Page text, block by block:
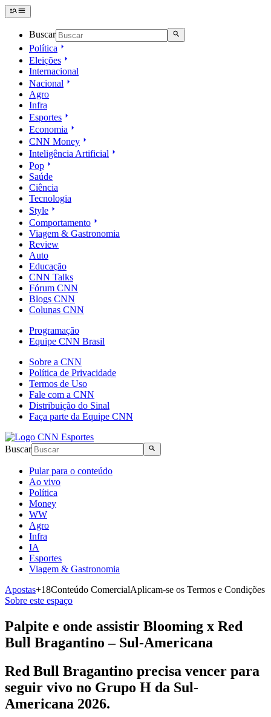
Buscar
Política
Eleições
Internacional
Nacional
Agro
Infra
Esportes
Economia
CNN Money
Inteligência Artificial
Pop
Saúde
Ciência
Tecnologia
Style
Comportamento
Viagem & Gastronomia
Review
Auto
Educação
CNN Talks
Fórum CNN
Blogs CNN
Colunas CNN
Programação
Equipe CNN Brasil
Sobre a CNN
Política de Privacidade
Termos de Uso
Fale com a CNN
Distribuição do Sinal
Faça parte da Equipe CNN
Buscar
Pular para o conteúdo
Ao vivo
Política
Money
WW
Agro
Infra
IA
Esportes
Viagem & Gastronomia
Apostas+18Conteúdo ComercialAplicam-se os Termos e Condições
Sobre este espaço
Palpite e onde assistir Blooming x Red
Bull Bragantino – Sul-Americana
Red Bull Bragantino precisa vencer para
seguir vivo no Grupo H da Sul-
Americana 2026.